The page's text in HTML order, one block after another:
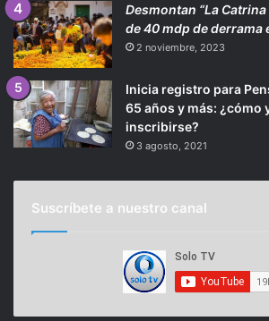
Desmontan “La
de 40 mdp de derrama
2 noviembre, 2023
Inicia registro para
65 años y más: ¿cómo
inscribirse?
3 agosto, 2021
Suscríbete a nuestro canal